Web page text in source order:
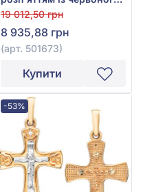
золота 585°, арт. 501673
19 012,50 грн
8 935,88 грн
(арт. 501673)
Купити
-53%